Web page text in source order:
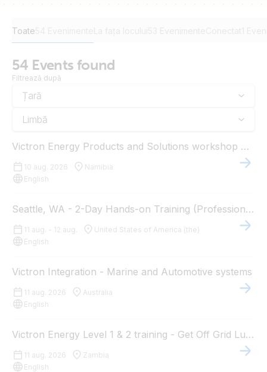
Toate
54 Events found
Filtrează după
Țară
Limbă
Victron Energy Products and Solutions workshop Windhoek
10 aug. 2026
Namibia
English
Seattle, WA - 2-Day Hands-on Training (Professional Installers)
11 aug. - 12 aug.
United States of America (the)
English
Victron Integration - Marine and Automotive systems
11 aug. 2026
Australia
English
Victron Energy Level 1 & 2 training - Get Off Grid Lusaka, Zambia
11 aug. 2026
Zambia
English